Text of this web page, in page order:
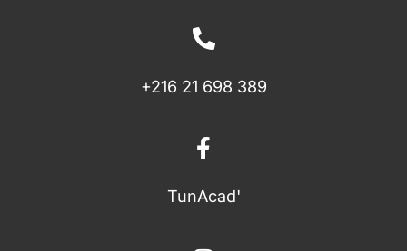
+216 21 698 389
TunAcad'